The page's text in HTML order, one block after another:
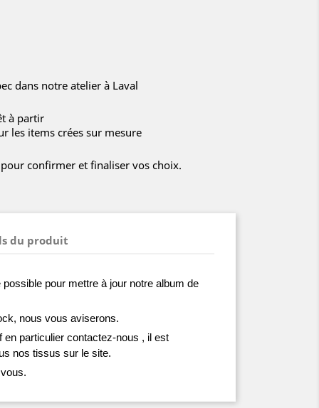
dans notre atelier à Laval
à partir
les items crées sur mesure
confirmer et finaliser vos choix.
du produit
possible pour mettre à jour notre album de
nous vous aviserons.
en particulier contactez-nous , il est
nos tissus sur le site.